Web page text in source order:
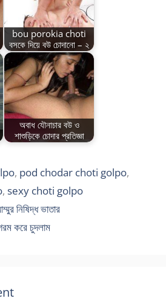
bou porokia choti
বসকে দিয়ে বউ চোদানো – ২
অবাধ যৌনাচার বউ ও
শাশুড়িকে চোদার প্রতিজ্ঞা
, pod chodar choti golpo,
, sexy choti golpo
নিষিদ্ধ ভাতার
করে চুদলাম